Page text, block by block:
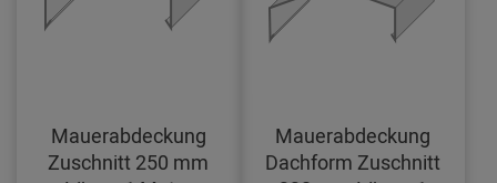
Mauerabdeckung
Zuschnitt 250 mm
Mauerabdeckung
Dachform Zuschnitt